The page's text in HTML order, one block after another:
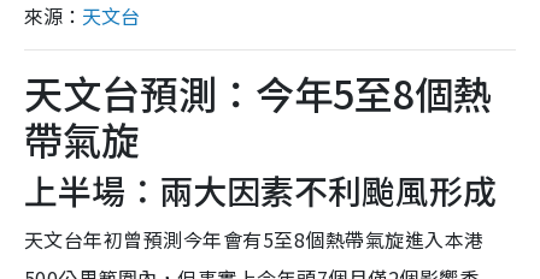
來源： 天文台
天文台預測：今年5至8個熱
帶氣旋
上半場：兩大因素不利颱風形成
天文台年初曾預測今年會有5至8個熱帶氣旋進入本港